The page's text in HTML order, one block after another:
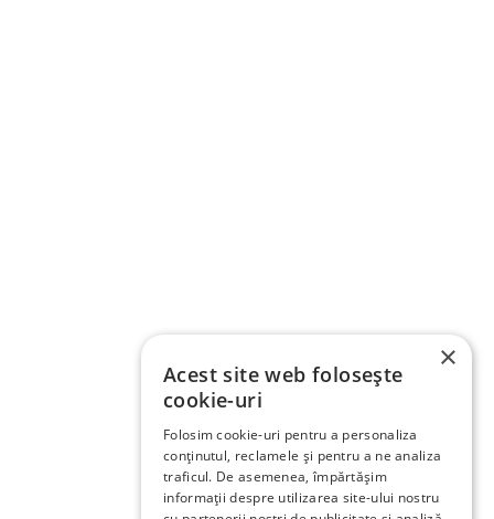
×
Acest site web folosește
cookie-uri
Folosim cookie-uri pentru a personaliza
conținutul, reclamele și pentru a ne analiza
traficul. De asemenea, împărtășim
informații despre utilizarea site-ului nostru